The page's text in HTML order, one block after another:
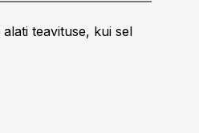
teavituse, kui sel